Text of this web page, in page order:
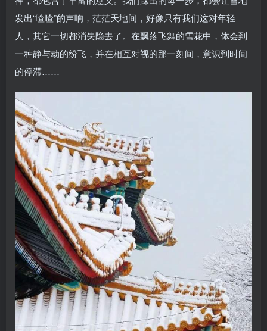
发出“喳喳”的声响，茫茫天地间，好像只有我们这对年轻
人，其它一切都消失隐去了。在飘落飞舞的雪花中，体会到
一种静与动的纷飞，并在相互对视的那一刻间，意识到时间
的停滞……